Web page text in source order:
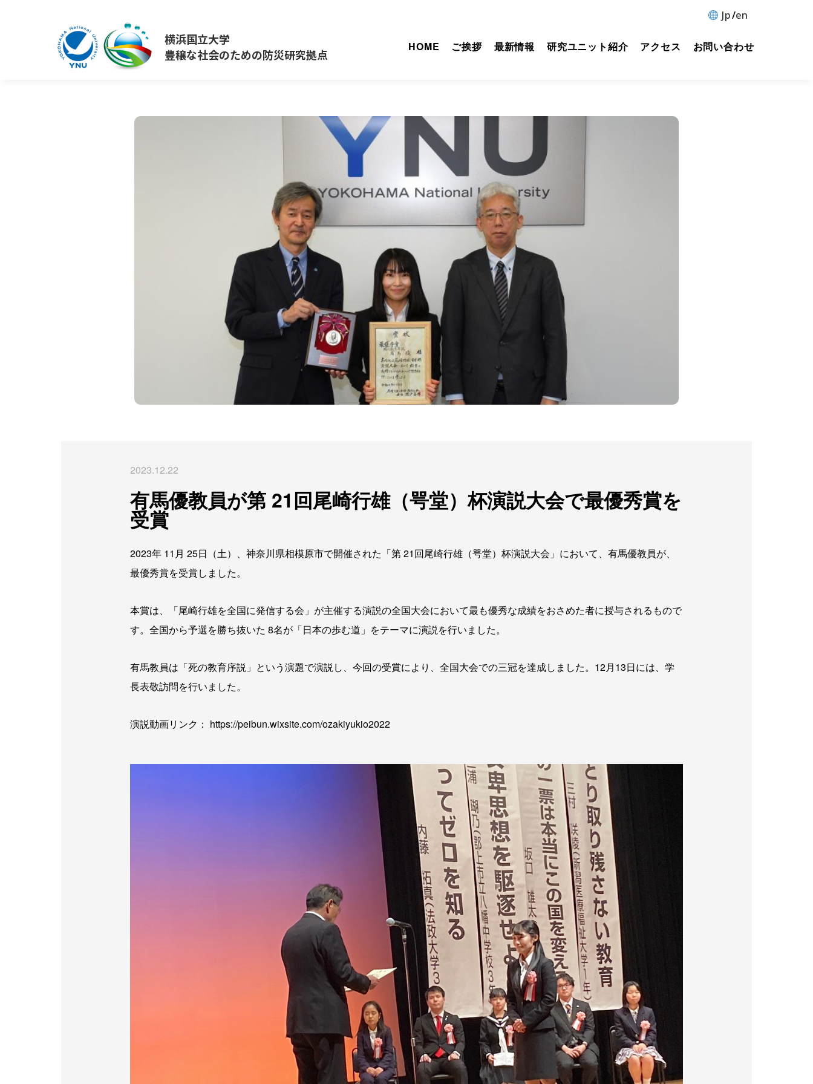
en
Jp
横浜国立大学
豊穣な社会のための防災研究拠点
HOME ご挨拶 最新情報 研究ユニット紹介 アクセス お問い合わせ
2023.12.22
有馬優教員が第 21回尾崎行雄（咢堂）杯演説大会で最優秀賞を
受賞
2023年 11月 25日（土）、神奈川県相模原市で開催された「第 21回尾崎行雄（咢堂）杯演説大会」において、有馬優教員が、
最優秀賞を受賞しました。
本賞は、「尾崎行雄を全国に発信する会」が主催する演説の全国大会において最も優秀な成績をおさめた者に授与されるもので
す。全国から予選を勝ち抜いた 8名が「日本の歩む道」をテーマに演説を行いました。
有馬教員は「死の教育序説」という演題で演説し、今回の受賞により、全国大会での三冠を達成しました。12月13日には、学
長表敬訪問を行いました。
演説動画リンク： https://peibun.wixsite.com/ozakiyukio2022